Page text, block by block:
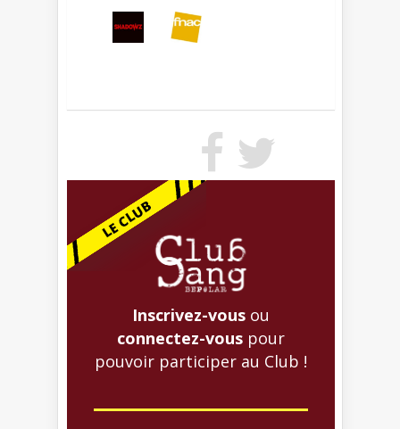
Inscrivez-vous ou
connectez-vous pour
pouvoir participer au Club !